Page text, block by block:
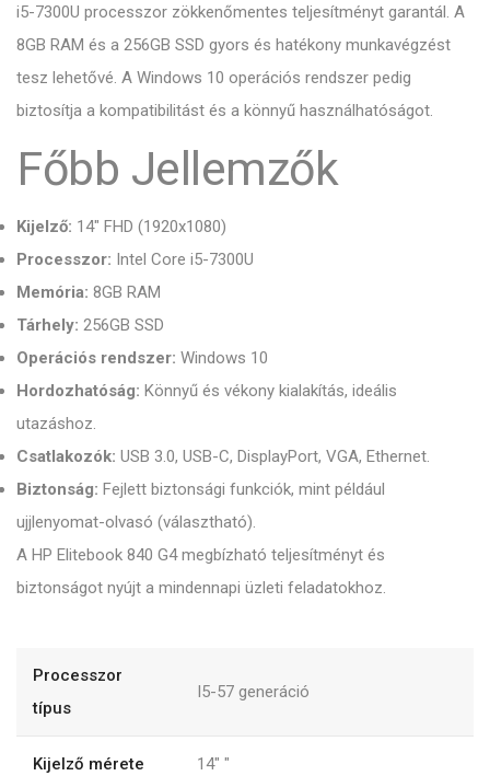
i5-7300U processzor zökkenőmentes teljesítményt garantál. A
8GB RAM és a 256GB SSD gyors és hatékony munkavégzést
tesz lehetővé. A Windows 10 operációs rendszer pedig
biztosítja a kompatibilitást és a könnyű használhatóságot.
Főbb Jellemzők
Kijelző: 14" FHD (1920x1080)
Processzor: Intel Core i5-7300U
Memória: 8GB RAM
Tárhely: 256GB SSD
Operációs rendszer: Windows 10
Hordozhatóság: Könnyű és vékony kialakítás, ideális
utazáshoz.
Csatlakozók: USB 3.0, USB-C, DisplayPort, VGA, Ethernet.
Biztonság: Fejlett biztonsági funkciók, mint például
ujjlenyomat-olvasó (választható).
A HP Elitebook 840 G4 megbízható teljesítményt és
biztonságot nyújt a mindennapi üzleti feladatokhoz.
Processzor
típus
I5-57 generáció
Kijelző mérete 14" "